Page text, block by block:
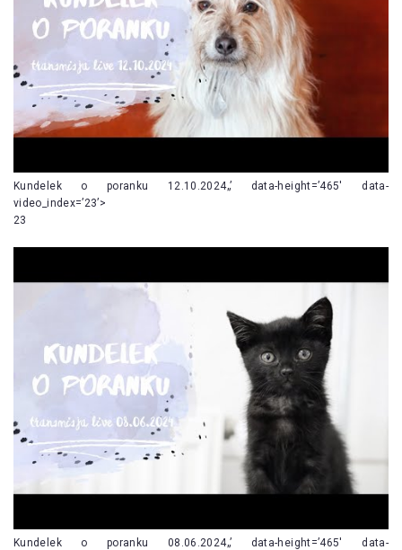
Kundelek o poranku 12.10.2024„’ data-height=’465′ data-
video_index=’23’>
23
Kundelek o poranku 08.06.2024„’ data-height=’465′ data-